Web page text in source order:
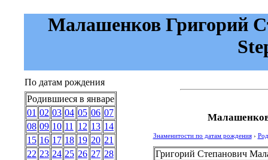
Малашенков Григорий
По датам рождения
Родившиеся в январе
01 02 03 04 05 06 07
08 09 10 11 12 13 14
15 16 17 18 19 20 21
22 23 24 25 26 27 28
Знаменитости по датам рождения›
Григорий Степанович